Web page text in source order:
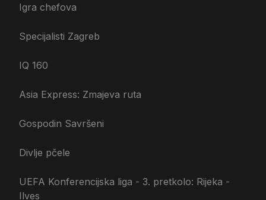
Igra chefova
Specijalisti Zagreb
IQ 160
Asia Express: Zmajeva ruta
Gospodin Savršeni
Divlje pčele
UEFA Konferencijska liga - 3. pretkolo: Rijeka -
Ilves